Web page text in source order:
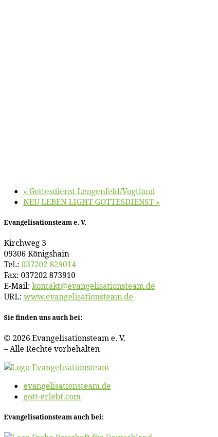
« Got­tes­dienst Lengenfeld/​Vogtland
NEU LEBEN LIGHT GOTTESDIENST »
Evan­ge­li­sa­ti­ons­team e. V.
Kirch­weg 3
09306 Königshain
Tel.: 037202 829014
Fax: 037202 873910
E‑Mail: kontakt@​evangelisationsteam.​de
URL: www​.evan​ge​li​sa​ti​ons​team​.de
Sie fin­den uns auch bei:
© 2026 Evan­ge­li­sa­ti­ons­team e. V.
– Al­le Rech­te vorbehalten
evangelisationsteam.de
gott-erlebt.com
Evan­ge­li­sa­ti­ons­team auch bei: